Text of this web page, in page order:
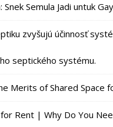
Snek Semula Jadi untuk
zvyšujú účinnosť
septického systému.
Merits of Shared Space
Rent | Why Do You